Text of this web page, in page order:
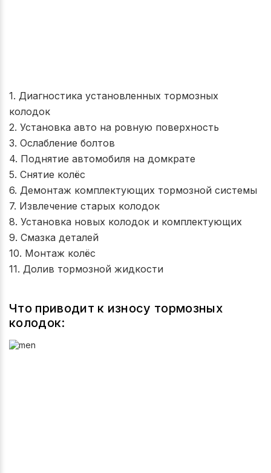
1. Диагностика установленных тормозных
колодок
2. Установка авто на ровную поверхность
3. Ослабление болтов
4. Поднятие автомобиля на домкрате
5. Снятие колёс
6. Демонтаж комплектующих тормозной системы
7. Извлечение старых колодок
8. Установка новых колодок и комплектующих
9. Смазка деталей
10. Монтаж колёс
11. Долив тормозной жидкости
Что приводит к износу тормозных
колодок: